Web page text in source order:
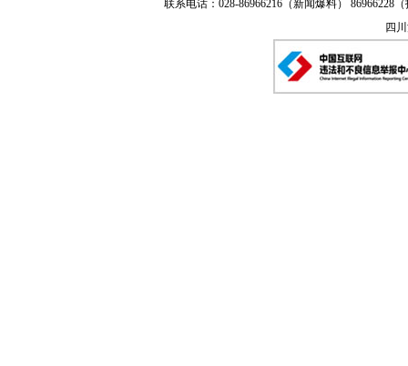
联系电话：028-86966216（新闻爆料） 86966228
四